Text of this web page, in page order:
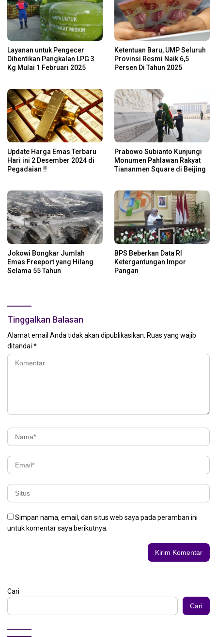
Layanan untuk Pengecer
Dihentikan Pangkalan LPG 3
Kg Mulai 1 Februari 2025
Ketentuan Baru, UMP Seluruh
Provinsi Resmi Naik 6,5
Persen Di Tahun 2025
Update Harga Emas Terbaru
Hari ini 2 Desember 2024 di
Pegadaian !!
Prabowo Subianto Kunjungi
Monumen Pahlawan Rakyat
Tiananmen Square di Beijing
Jokowi Bongkar Jumlah
Emas Freeport yang Hilang
Selama 55 Tahun
BPS Beberkan Data RI
Ketergantungan Impor
Pangan
Tinggalkan Balasan
Alamat email Anda tidak akan dipublikasikan. Ruas yang wajib
ditandai *
Simpan nama, email, dan situs web saya pada peramban ini
untuk komentar saya berikutnya.
Cari
Cari